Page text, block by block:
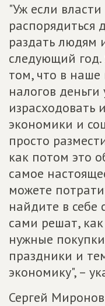
"Уж если
распорядиться
раздать людям
следующий
том, что в наше
налогов
израсходовать
экономики и
просто
как потом это
самое
можете
найдите в
сами решат,
нужные
праздники и
экономику", –
Сергей